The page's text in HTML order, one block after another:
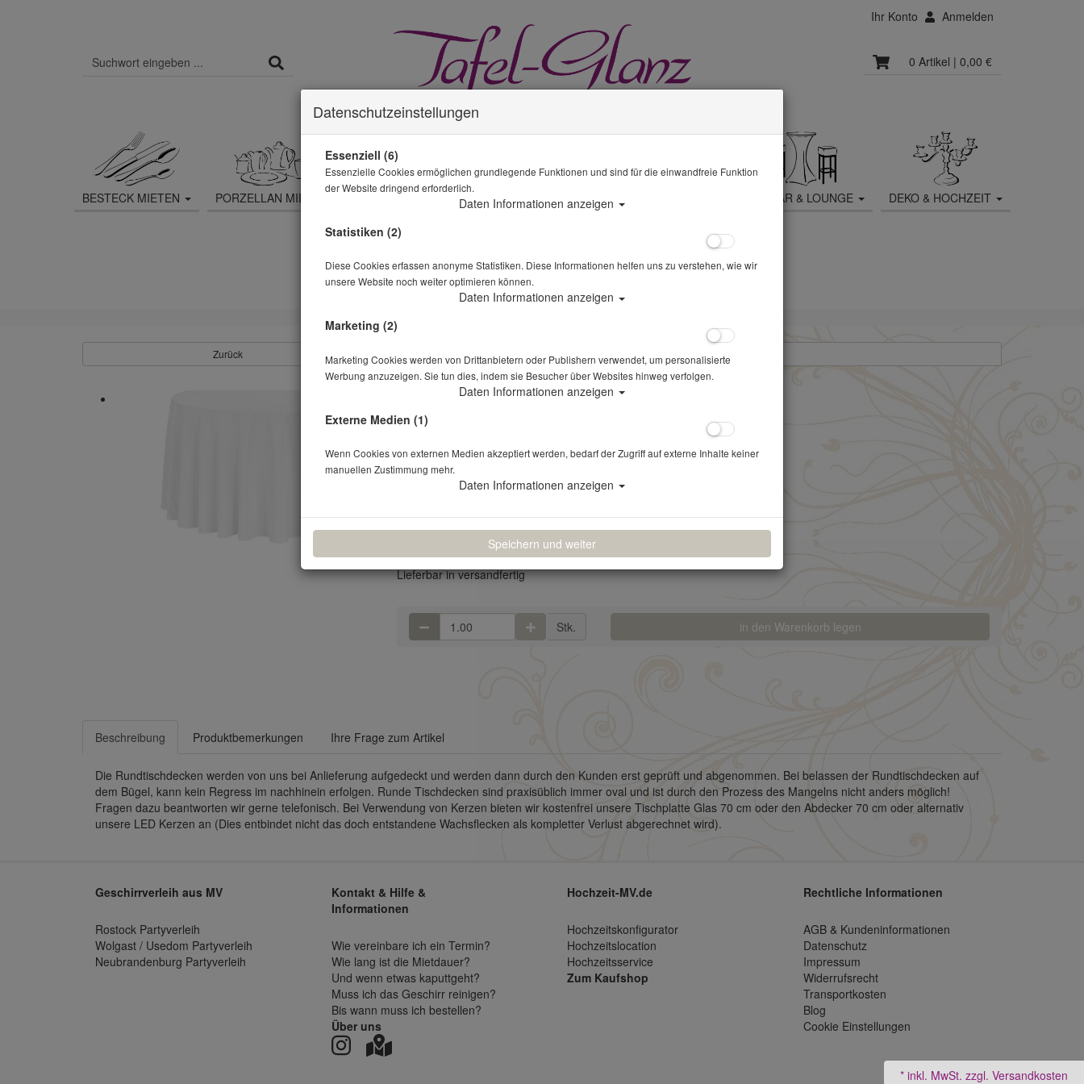
Ihr Konto Anmelden
0 Artikel | 0,00 €
BESTECK MIETEN PORZELLAN MIETEN GLÄSER MIETEN MIETWÄSCHE KÜCHE & GASTRO MOBILIAR & LOUNGE DEKO & HOCHZEIT
SPARANGEBOTE
Zurück Alle Artikel zeigen aus: Tischwäsche
Tischdecke rund 240
Ø 240 cm, weiß Verlustpreis: 42,77
20,23 €* (17,00 € NETTO)
Lieferbar in versandfertig
Stk. in den Warenkorb legen
Beschreibung Produktbemerkungen Ihre Frage zum Artikel
Die Rundtischdecken werden von uns bei Anlieferung aufgedeckt und werden dann durch den Kunden erst geprüft und abgenommen. Bei belassen der Rundtischdecken auf
dem Bügel, kann kein Regress im nachhinein erfolgen. Runde Tischdecken sind praxisüblich immer oval und ist durch den Prozess des Mangelns nicht anders möglich!
Fragen dazu beantworten wir gerne telefonisch. Bei Verwendung von Kerzen bieten wir kostenfrei unsere Tischplatte Glas 70 cm oder den Abdecker 70 cm oder alternativ
unsere LED Kerzen an (Dies entbindet nicht das doch entstandene Wachsflecken als kompletter Verlust abgerechnet wird).
Geschirrverleih aus MV
Rostock Partyverleih
Wolgast / Usedom Partyverleih
Neubrandenburg Partyverleih
Kontakt & Hilfe &
Informationen
Wie vereinbare ich ein Termin?
Wie lang ist die Mietdauer?
Und wenn etwas kaputtgeht?
Muss ich das Geschirr reinigen?
Bis wann muss ich bestellen?
Über uns
Hochzeit-MV.de
Hochzeitskonfigurator
Hochzeitslocation
Hochzeitsservice
Zum Kaufshop
Rechtliche Informationen
AGB & Kundeninformationen
Datenschutz
Impressum
Widerrufsrecht
Transportkosten
Blog
Cookie Einstellungen
* inkl. MwSt. zzgl. Versandkosten
Datenschutzeinstellungen
Essenziell (6)
Essenzielle Cookies ermöglichen grundlegende Funktionen und sind für die einwandfreie Funktion
der Website dringend erforderlich.
Daten Informationen anzeigen
Statistiken (2)
Diese Cookies erfassen anonyme Statistiken. Diese Informationen helfen uns zu verstehen, wie wir
unsere Website noch weiter optimieren können.
Daten Informationen anzeigen
Marketing (2)
Marketing Cookies werden von Drittanbietern oder Publishern verwendet, um personalisierte
Werbung anzuzeigen. Sie tun dies, indem sie Besucher über Websites hinweg verfolgen.
Daten Informationen anzeigen
Externe Medien (1)
Wenn Cookies von externen Medien akzeptiert werden, bedarf der Zugriff auf externe Inhalte keiner
manuellen Zustimmung mehr.
Daten Informationen anzeigen
Speichern und weiter